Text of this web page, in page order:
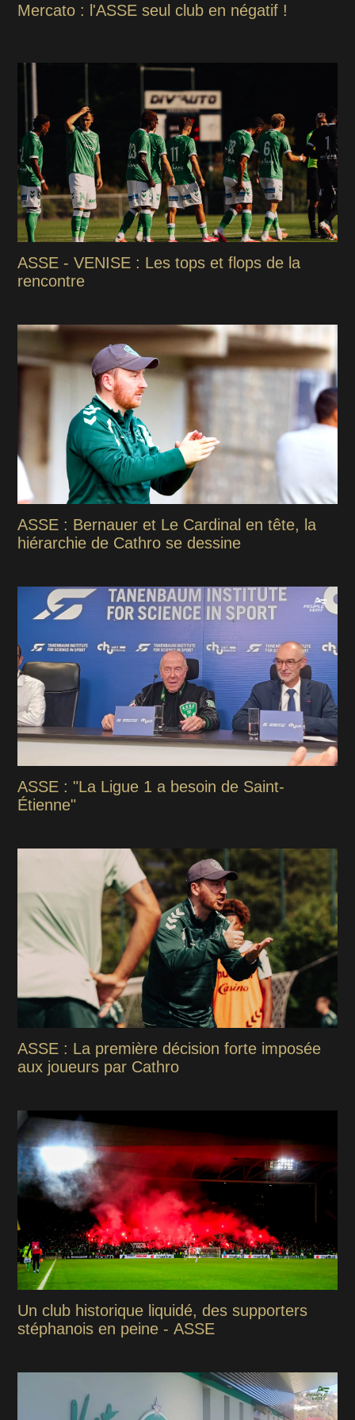
Mercato : l'ASSE seul club en négatif !
ASSE - VENISE : Les tops et flops de la
rencontre
ASSE : Bernauer et Le Cardinal en tête, la
hiérarchie de Cathro se dessine
ASSE : "La Ligue 1 a besoin de Saint-
Étienne"
ASSE : La première décision forte imposée
aux joueurs par Cathro
Un club historique liquidé, des supporters
stéphanois en peine - ASSE